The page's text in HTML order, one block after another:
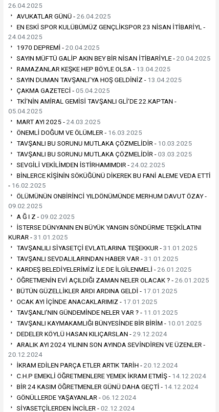
26.04.2025
AVUKATLAR GÜNÜ -26.04.2025
EN ESKİ SPOR KULÜBÜMÜZ GENÇLİKSPOR 23 NİSAN İTİBARİYL -
24.04.2025
1970 DEPREMİ -20.04.2025
SAYIN MÜFTÜ GALİP AKIN BEY BİR NİSAN İTİBARİYLE -20.04.2025
RAMAZANLAR KEŞKE HEP BÖYLE OLSA - 13.04.2025
SAYIN DUMAN TAVŞANLI’YA HOŞ GELDİNİZ - 13.04.2025
ÇAKMA GAZETECİ -05.04.2025
TKİ’NİN AMİRAL GEMİSİ TAVŞANLI GLİ’DE 22.KAPTAN -
05.04.2025
MART AYI 2025 -24.03.2025
ÖNEMLİ DOĞUM VE ÖLÜMLER - 16.03.2025
TAVŞANLI BU SORUNU MUTLAKA ÇÖZMELİDİR - 10.03.2025
TAVŞANLI BU SORUNU MUTLAKA ÇÖZMELİDİR -03.03.2025
SEVGİLİ VEKİLİMDEN İSTİRHAMIMDIR -24.02.2025
BİNLERCE KİŞİNİN SÖKÜĞÜNÜ DİKEREK BU FANİ ALEME VEDA ETTİ
- 16.02.2025
ÖLÜMÜNÜN ONBİRİNCİ YILDÖNÜMÜNDE MERHUM DAVUT ÖZAY -
09.02.2025
A Ğ I Z -09.02.2025
İSTERSE DÜNYANIN EN BÜYÜK YANGIN SÖNDÜRME TEŞKİLATINI
KURAR -31.01.2025
TAVŞANLILI SİYASETÇİ EVLATLARINA TEŞEKKUR -31.01.2025
TAVŞANLI SEVDALILARINDAN HABER VAR -31.01.2025
KARDEŞ BELEDİYELERİMİZ İLE DE İLGİLENMELİ -26.01.2025
ÖĞRETMENİN EVİ AÇILDIĞI ZAMAN NELER OLACAK ? -26.01.2025
BÜTÜN GÜZELLİKLER ARDI ARDINA GELDİ - 17.01.2025
OCAK AYI İÇİNDE ANACAKLARIMIZ - 17.01.2025
TAVŞANLI’NIN GÜNDEMİNDE NELER VAR ? - 11.01.2025
TAVŞANLI KAYMAKAMLIĞI BÜNYESİNDE BİR BİRİM - 10.01.2025
DEDELER KÖYLÜ HASAN KILIÇARSLAN -29.12.2024
ARALIK AYI 2024 YILININ SON AYINDA SEVİNDİREN VE ÜZENLER -
20.12.2024
İKRAM EDİLEN PARÇA ETLER ARTIK TARİH -20.12.2024
C.H.P EMEKLİ ÖĞRETMENLERE YEMEK İKRAM ETMİŞ - 14.12.2024
BİR 24 KASIM ÖĞRETMENLER GÜNÜ DAHA GEÇTİ - 14.12.2024
GÖNÜLLERDE YAŞAYANLAR -06.12.2024
SİYASETÇİLERDEN İNCİLER -02.12.2024